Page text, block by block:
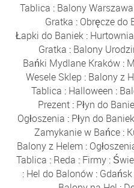
Tablica : Balony Warszawa
Gratka : Obręcze do
Łapki do Baniek:
Gratka : Balony
Bańki Mydlane Kraków :
Wesele Sklep : Balony z
Tablica : Halloween :
Prezent : Płyn do
Ogłoszenia : Płyn do Baniek
Zamykanie w Bańce :
Balony z Helem :
Tablica : Reda : Firmy:
: Hel do Balonów: Gdańsk